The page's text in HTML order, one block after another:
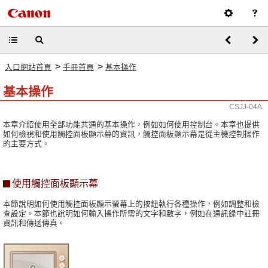
入口網站首頁 > 手冊首頁 > 基本操作
基本操作
CSJJ-04A
本章介紹使用全部功能共通的基本操作，例如如何使用控制台。本章也提供
如何檢視和使用觸控面板顯示幕的資訊，觸控面板顯示幕是從主機控制操作
的主要方式。
使用觸控面板顯示幕
本節說明如何使用觸控面板顯示螢幕上的按鈕執行各種操作，例如調整和檢
查設定。本節也說明如何輸入操作所需的文字和數字，例如在通訊錄中註冊
資訊和傳送傳真。